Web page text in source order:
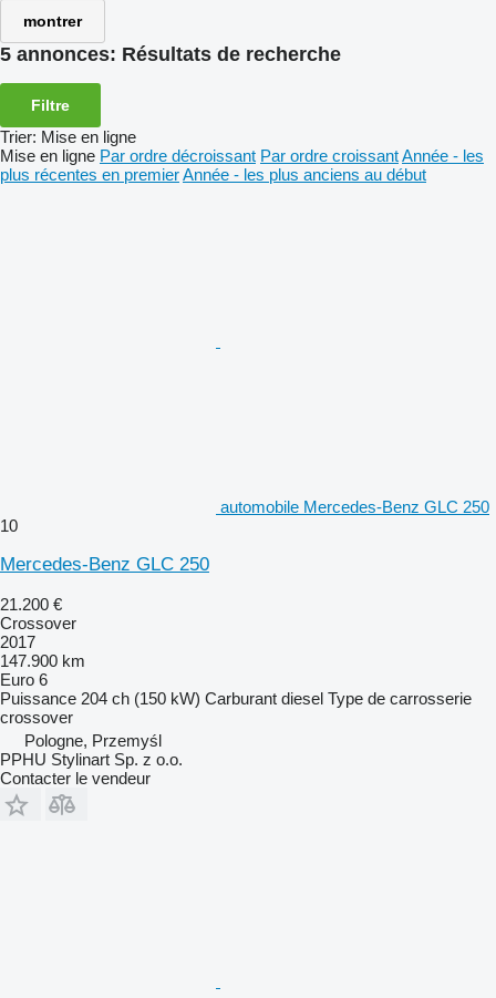
montrer
5 annonces: Résultats de recherche
Filtre
Trier: Mise en ligne
Mise en ligne Par ordre décroissant Par ordre croissantAnnée - les
plus récentes en premierAnnée - les plus anciens au début
automobile Mercedes-Benz GLC 250
10
Mercedes-Benz GLC 250
21.200 €
Crossover
2017
147.900 km
Euro 6
Puissance 204 ch (150 kW) Carburant diesel Type de carrosserie
crossover
Pologne, Przemyśl
PPHU Stylinart Sp. z o.o.
Contacter le vendeur